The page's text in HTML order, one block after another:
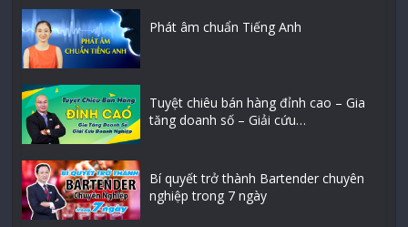
Phát âm chuẩn Tiếng Anh
Tuyệt chiêu bán hàng đỉnh cao – Gia
tăng doanh số – Giải cứu…
Bí quyết trở thành Bartender chuyên
nghiệp trong 7 ngày